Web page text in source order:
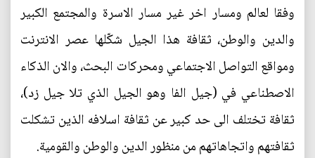
وفقا لعالم ومسار اخر غير مسار الاسرة والمجتمع الكبير
والدين والوطن، ثقافة هذا الجيل شكّلها عصر الانترنت
ومواقع التواصل الاجتماعي ومحركات البحث، والان الذكاء
الاصطناعي في (جيل الفا وهو الجيل الذي تلا جيل زد)،
ثقافة تختلف الى حد كبير عن ثقافة اسلافه الذين تشكلت
ثقافتهم واتجاهاتهم من منظور الدين والوطن والقومية.